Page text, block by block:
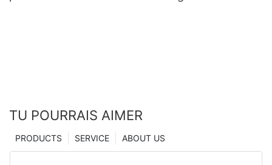
TU POURRAIS AIMER
ABOUT US
SERVICE
PRODUCTS